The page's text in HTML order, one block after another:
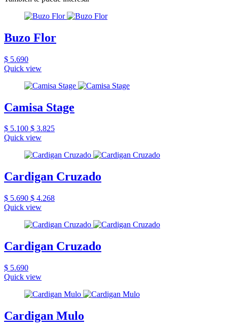
Buzo Flor
$ 5.690
Quick view
Camisa Stage
$ 5.100 $ 3.825
Quick view
Cardigan Cruzado
$ 5.690 $ 4.268
Quick view
Cardigan Cruzado
$ 5.690
Quick view
Cardigan Mulo